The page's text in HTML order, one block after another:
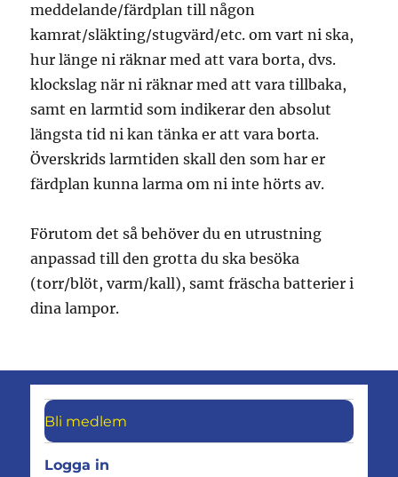
meddelande/färdplan till någon
kamrat/släkting/stugvärd/etc. om vart ni ska,
hur länge ni räknar med att vara borta, dvs.
klockslag när ni räknar med att vara tillbaka,
samt en larmtid som indikerar den absolut
längsta tid ni kan tänka er att vara borta.
Överskrids larmtiden skall den som har er
färdplan kunna larma om ni inte hörts av.
Förutom det så behöver du en utrustning
anpassad till den grotta du ska besöka
(torr/blöt, varm/kall), samt fräscha batterier i
dina lampor.
Bli medlem
Logga in